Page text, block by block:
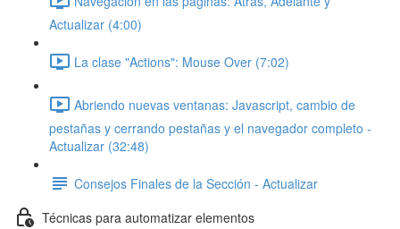
Actualizar (4:00)
La clase "Actions": Mouse Over (7:02)
Abriendo nuevas ventanas: Javascript, cambio de
pestañas y cerrando pestañas y el navegador completo -
Actualizar (32:48)
Consejos Finales de la Sección - Actualizar
Técnicas para automatizar elementos